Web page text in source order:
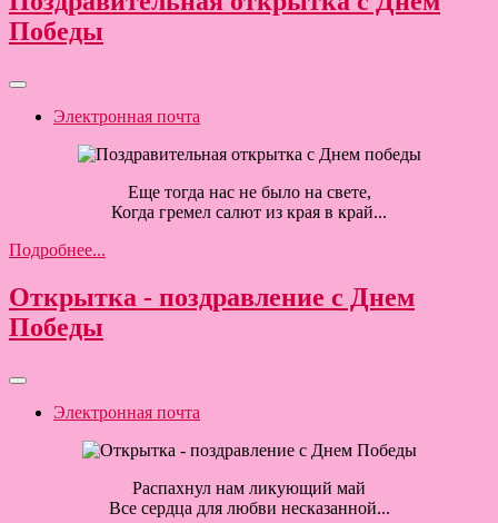
Победы
Электронная почта
Еще тогда нас не было на свете,
Когда гремел салют из края в край...
Подробнее...
Открытка - поздравление с Днем
Победы
Электронная почта
Распахнул нам ликующий май
Все сердца для любви несказанной...